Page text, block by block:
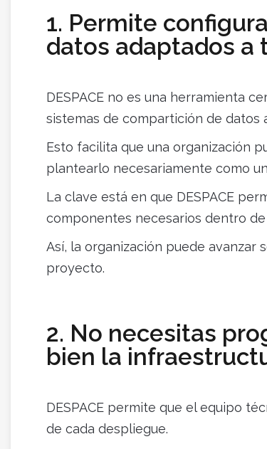
1. Permite
datos adaptados a
DESPACE no es una herramienta
sistemas de compartición de datos
Esto facilita que una organización
plantearlo necesariamente como
La clave está en que DESPACE
componentes necesarios dentro
Así, la organización puede avanzar
proyecto.
2. No necesitas
bien la
DESPACE permite que el equipo
de cada despliegue.